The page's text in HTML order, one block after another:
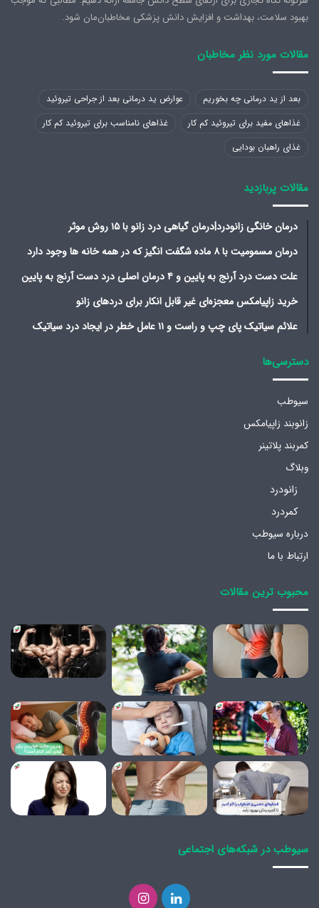
بهبود سلامت، بهداشت و افزایش دانش پزشکی مخاطبان‌مان شود.
مقالات مورد نظر مخاطبان
بعد از ید درمانی چه بخوریم
عوارض ید درمانی بعد از جراحی تیروئید
غذاهای مفید برای تیروئید کم کار
غذاهای نامناسب برای تیروئید کم کار
غذای راهبان بودایی
مقالات پربازدید
درمان خانگی زانودرد|درمان گیاهی درد زانو با ۱۵ روش موثر
درمان مسمومیت با ۸ ماده شگفت انگیز که در همه خانه ها وجود دارد
علت دست درد آرنج به پایین و ۴ درمان اصلی درد دست آرنج به پایین
خرید زاپیامکس معجزه‌ای غیر قابل انکار برای دردهای زانو
علائم سیاتیک پای چپ و راست و ۱۱ عامل خطر در ایجاد درد سیاتیک
دسترسی‌ها
سیوطب
زانوبند زاپیامکس
کمربند پلاتینر
وبلاگ
زانودرد
کمردرد
درباره سیوطب
ارتباط با ما
محبوب ترین مقالات
سیوطب در شبکه‌های اجتماعی
لینکدیناینستاگرام